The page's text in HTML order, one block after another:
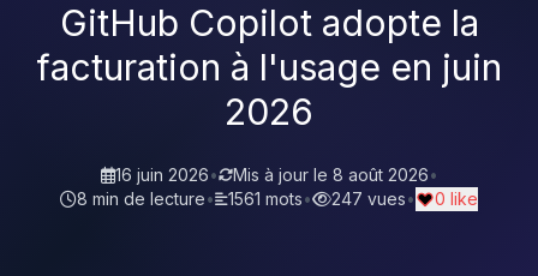
GitHub Copilot adopte la
facturation à l'usage en juin
2026
16 juin 2026• Mis à jour le 8 août 2026•
8 min de lecture• 1561 mots• 247 vues• 0 like